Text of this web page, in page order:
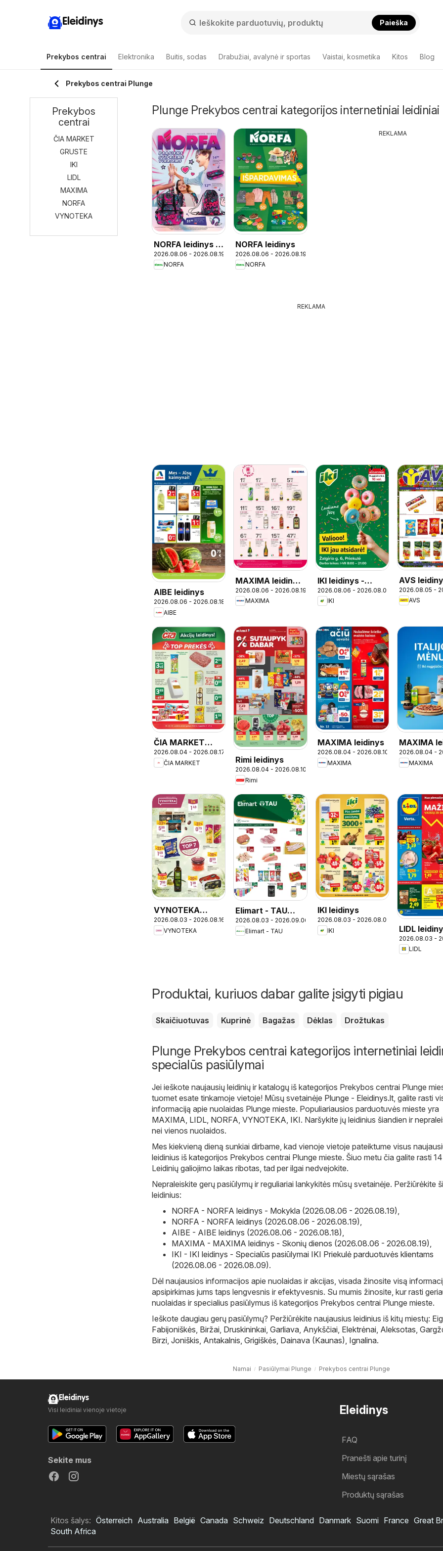
Eleidinys Paieška
Prekybos centrai Elektronika Buitis, sodas Drabužiai, avalynė ir sportas Vaistai, kosmetika Kitos Blog
Prekybos centrai Plunge
Plunge Prekybos centrai kategorijos internetiniai leidiniai
NORFA leidinys -
Mokykla
2026.08.06 - 2026.08.19
NORFA
NORFA leidinys
2026.08.06 - 2026.08.19
NORFA
REKLAMA
REKLAMA
AIBE leidinys
2026.08.06 - 2026.08.18
AIBE
MAXIMA leidinys
- Skonių dienos
2026.08.06 - 2026.08.19
MAXIMA
IKI leidinys -
Specialūs
pasiūlymai IKI
parduotuvės
klientams
2026.08.06 - 2026.08.09
IKI
AVS
2026.08.05 -
AVS
ČIA MARKET
leidinys
2026.08.04 - 2026.08.17
ČIA MARKET
Rimi leidinys
2026.08.04 - 2026.08.10
Rimi
MAXIMA leidinys
2026.08.04 - 2026.08.10
MAXIMA
MAXIMA
- Italijos
2026.08.04 -
MAXIMA
VYNOTEKA
leidinys
2026.08.03 - 2026.08.16
VYNOTEKA
Elimart - TAU
leidinys
2026.08.03 - 2026.09.06
Elimart - TAU
IKI leidinys
2026.08.03 - 2026.08.09
IKI
LIDL
2026.08.03 -
LIDL
Produktai, kuriuos dabar galite įsigyti pigiau
Skaičiuotuvas Kuprinė Bagažas Dėklas Drožtukas
Plunge Prekybos centrai kategorijos internetiniai
specialūs pasiūlymai
Jei ieškote naujausių leidinių ir katalogų iš kategorijos Prekybos centrai Plunge
tuomet esate tinkamoje vietoje! Mūsų svetainėje Plunge - Eleidinys.lt , galite rasti
informaciją apie nuolaidas Plunge mieste. Populiariausios parduotuvės mieste yra
MAXIMA LIDL NORFA VYNOTEKA IKI. Naršykite jų leidinius šiandien ir
nei vienos nuolaidos.
Mes kiekvieną dieną sunkiai dirbame, kad vienoje vietoje pateiktume visus
leidinius iš kategorijos Prekybos centrai Plunge mieste. Šiuo metu čia galite rasti
Leidinių galiojimo laikas ribotas, tad per ilgai nedvejokite.
Nepraleiskite gerų pasiūlymų ir reguliariai lankykitės mūsų svetainėje. Peržiūrėkite
leidinius:
NORFA - NORFA leidinys - Mokykla (2026.08.06 - 2026.08.19)
NORFA - NORFA leidinys (2026.08.06 - 2026.08.19)
AIBE - AIBE leidinys (2026.08.06 - 2026.08.18)
MAXIMA - MAXIMA leidinys - Skonių dienos (2026.08.06 - 2026.08.19)
IKI - IKI leidinys - Specialūs pasiūlymai IKI Priekulė parduotuvės klientams
(2026.08.06 - 2026.08.09).
Dėl naujausios informacijos apie nuolaidas ir akcijas, visada žinosite visą
apsipirkimas jums taps lengvesnis ir efektyvesnis. Su mumis žinosite, kur rasti
nuolaidas ir specialius pasiūlymus iš kategorijos Prekybos centrai Plunge mieste.
Ieškote daugiau gerų pasiūlymų? Peržiūrėkite naujausius leidinius iš kitų miestų:
Fabijoniškės Biržai Druskininkai Garliava Anykščiai Elektrėnai Aleksotas
Birzi Joniškis Antakalnis Grigiškės Dainava (Kaunas) Ignalina.
Namai Pasiūlymai Plunge Prekybos centrai Plunge
Prekybos
centrai
ČIA MARKET
GRUSTE
IKI
LIDL
MAXIMA
NORFA
VYNOTEKA
Eleidinys
FAQ
Pranešti apie turinį
Miestų sąrašas
Produktų sąrašas
Eleidinys
Visi leidiniai vienoje vietoje
Sekite mus
Kitos šalys: Österreich Australia België Canada Schweiz Deutschland Danmark Suomi France Great
South Africa